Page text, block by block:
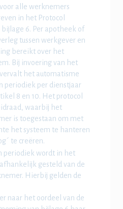
alle werknemers
in het Protocol
6. Per apotheek of
tussen werkgever en
bereikt over het
Bij invoering van het
het automatisme
periodiek per dienstjaar
8 en 10. Het protocol
waarbij het
is toegestaan om met
het systeem te hanteren
te creëren.
periodiek wordt in het
gesteld van de
Hierbij gelden de
naar het oordeel van de